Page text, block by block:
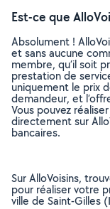
Est-ce que
Absolument !
et sans aucune
membre, qu’il soit
prestation de
uniquement le prix
demandeur, et
Vous pouvez
directement sur
bancaires.
Sur AlloVoisins,
pour réaliser votre
ville de Saint-Gilles